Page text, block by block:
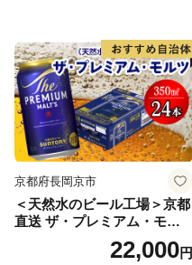
京都府長岡京市
＜天然水のビール工場＞京都
直送 ザ・プレミアム・モル
ツ 350ml×24本 プレモル [149
22,000円